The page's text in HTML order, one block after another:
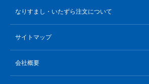
なりすまし・いたずら注文について
サイトマップ
会社概要